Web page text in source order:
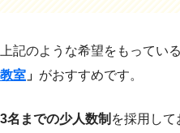
上記のような希望をもってい
教室 」 がおすすめです。
3名までの少人数制 を採用して